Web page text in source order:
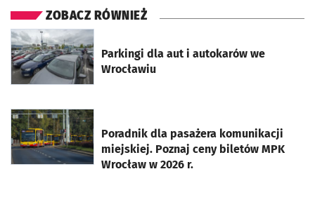
ZOBACZ RÓWNIEŻ
Parkingi dla aut i autokarów we
Wrocławiu
otworzy się w nowej karcie
Poradnik dla pasażera komunikacji
miejskiej. Poznaj ceny biletów MPK
Wrocław w 2026 r.
otworzy się w nowej karcie